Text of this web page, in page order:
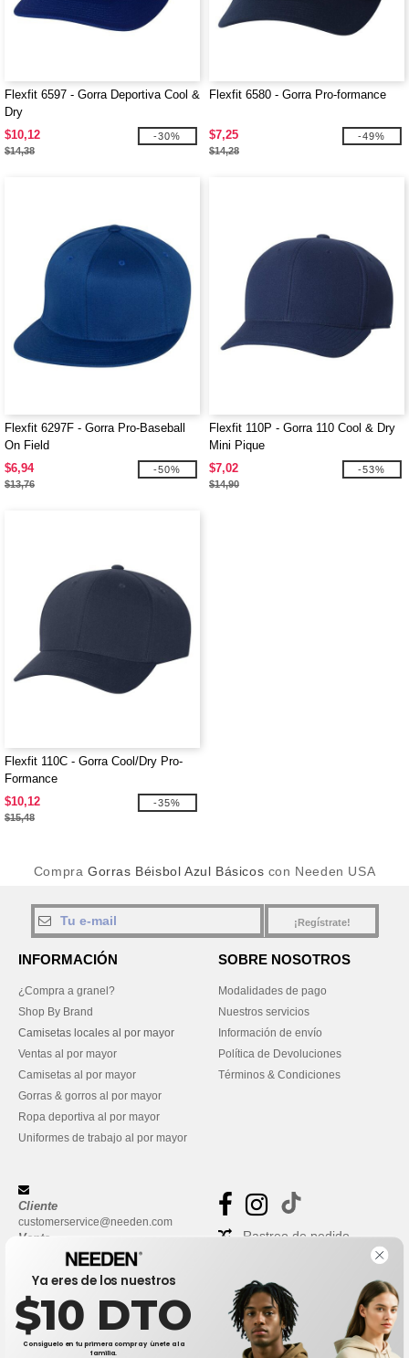
Flexfit 6597 - Gorra Deportiva Cool &
Dry
$10,12
$14,38
-30%
Flexfit 6580 - Gorra Pro-formance
$7,25
$14,28
-49%
Flexfit 6297F - Gorra Pro-Baseball
On Field
$6,94
$13,76
-50%
Flexfit 110P - Gorra 110 Cool & Dry
Mini Pique
$7,02
$14,90
-53%
Flexfit 110C - Gorra Cool/Dry Pro-
Formance
$10,12
$15,48
-35%
Compra Gorras Béisbol Azul Básicos con Needen USA
¡Regístrate!
INFORMACIÓN
¿Compra a granel?
Shop By Brand
Camisetas locales al por mayor
Ventas al por mayor
Camisetas al por mayor
Gorras & gorros al por mayor
Ropa deportiva al por mayor
Uniformes de trabajo al por mayor
SOBRE NOSOTROS
Modalidades de pago
Nuestros servicios
Información de envío
Política de Devoluciones
Términos & Condiciones
Cliente
customerservice@needen.com
Venta
sales@needen.com
Rastreo de pedido
Ya eres de los nuestros
$10 DTO
Consíguelo en tu primera compra y únete a la
familia.